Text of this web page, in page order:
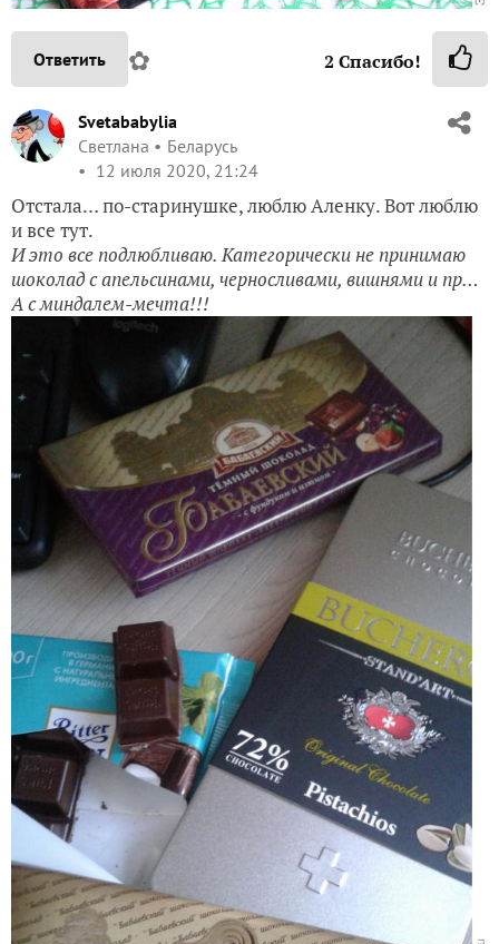
Ответить ✿ 2 Спасибо!
Svetababylia
Светлана
Беларусь
12 июля 2020, 21:24
Отстала… по-старинушке, люблю Аленку. Вот люблю
и все тут.
И это все подлюбливаю. Категорически не принимаю
шоколад с апельсинами, черносливами, вишнями и пр…
А с миндалем-мечта!!!